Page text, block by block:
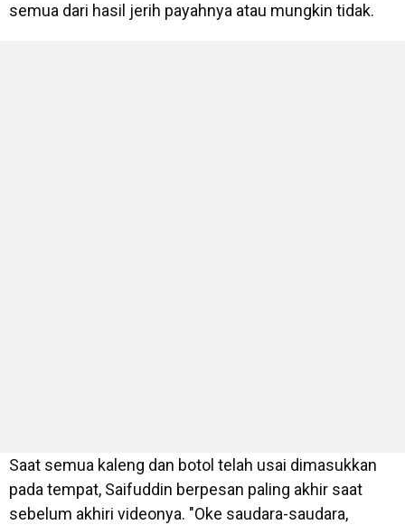
semua dari hasil jerih payahnya atau mungkin tidak.
Saat semua kaleng dan botol telah usai dimasukkan
pada tempat, Saifuddin berpesan paling akhir saat
sebelum akhiri videonya. "Oke saudara-saudara,